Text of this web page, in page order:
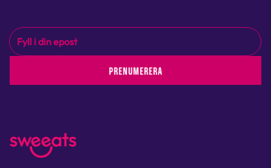
PRENUMERERA